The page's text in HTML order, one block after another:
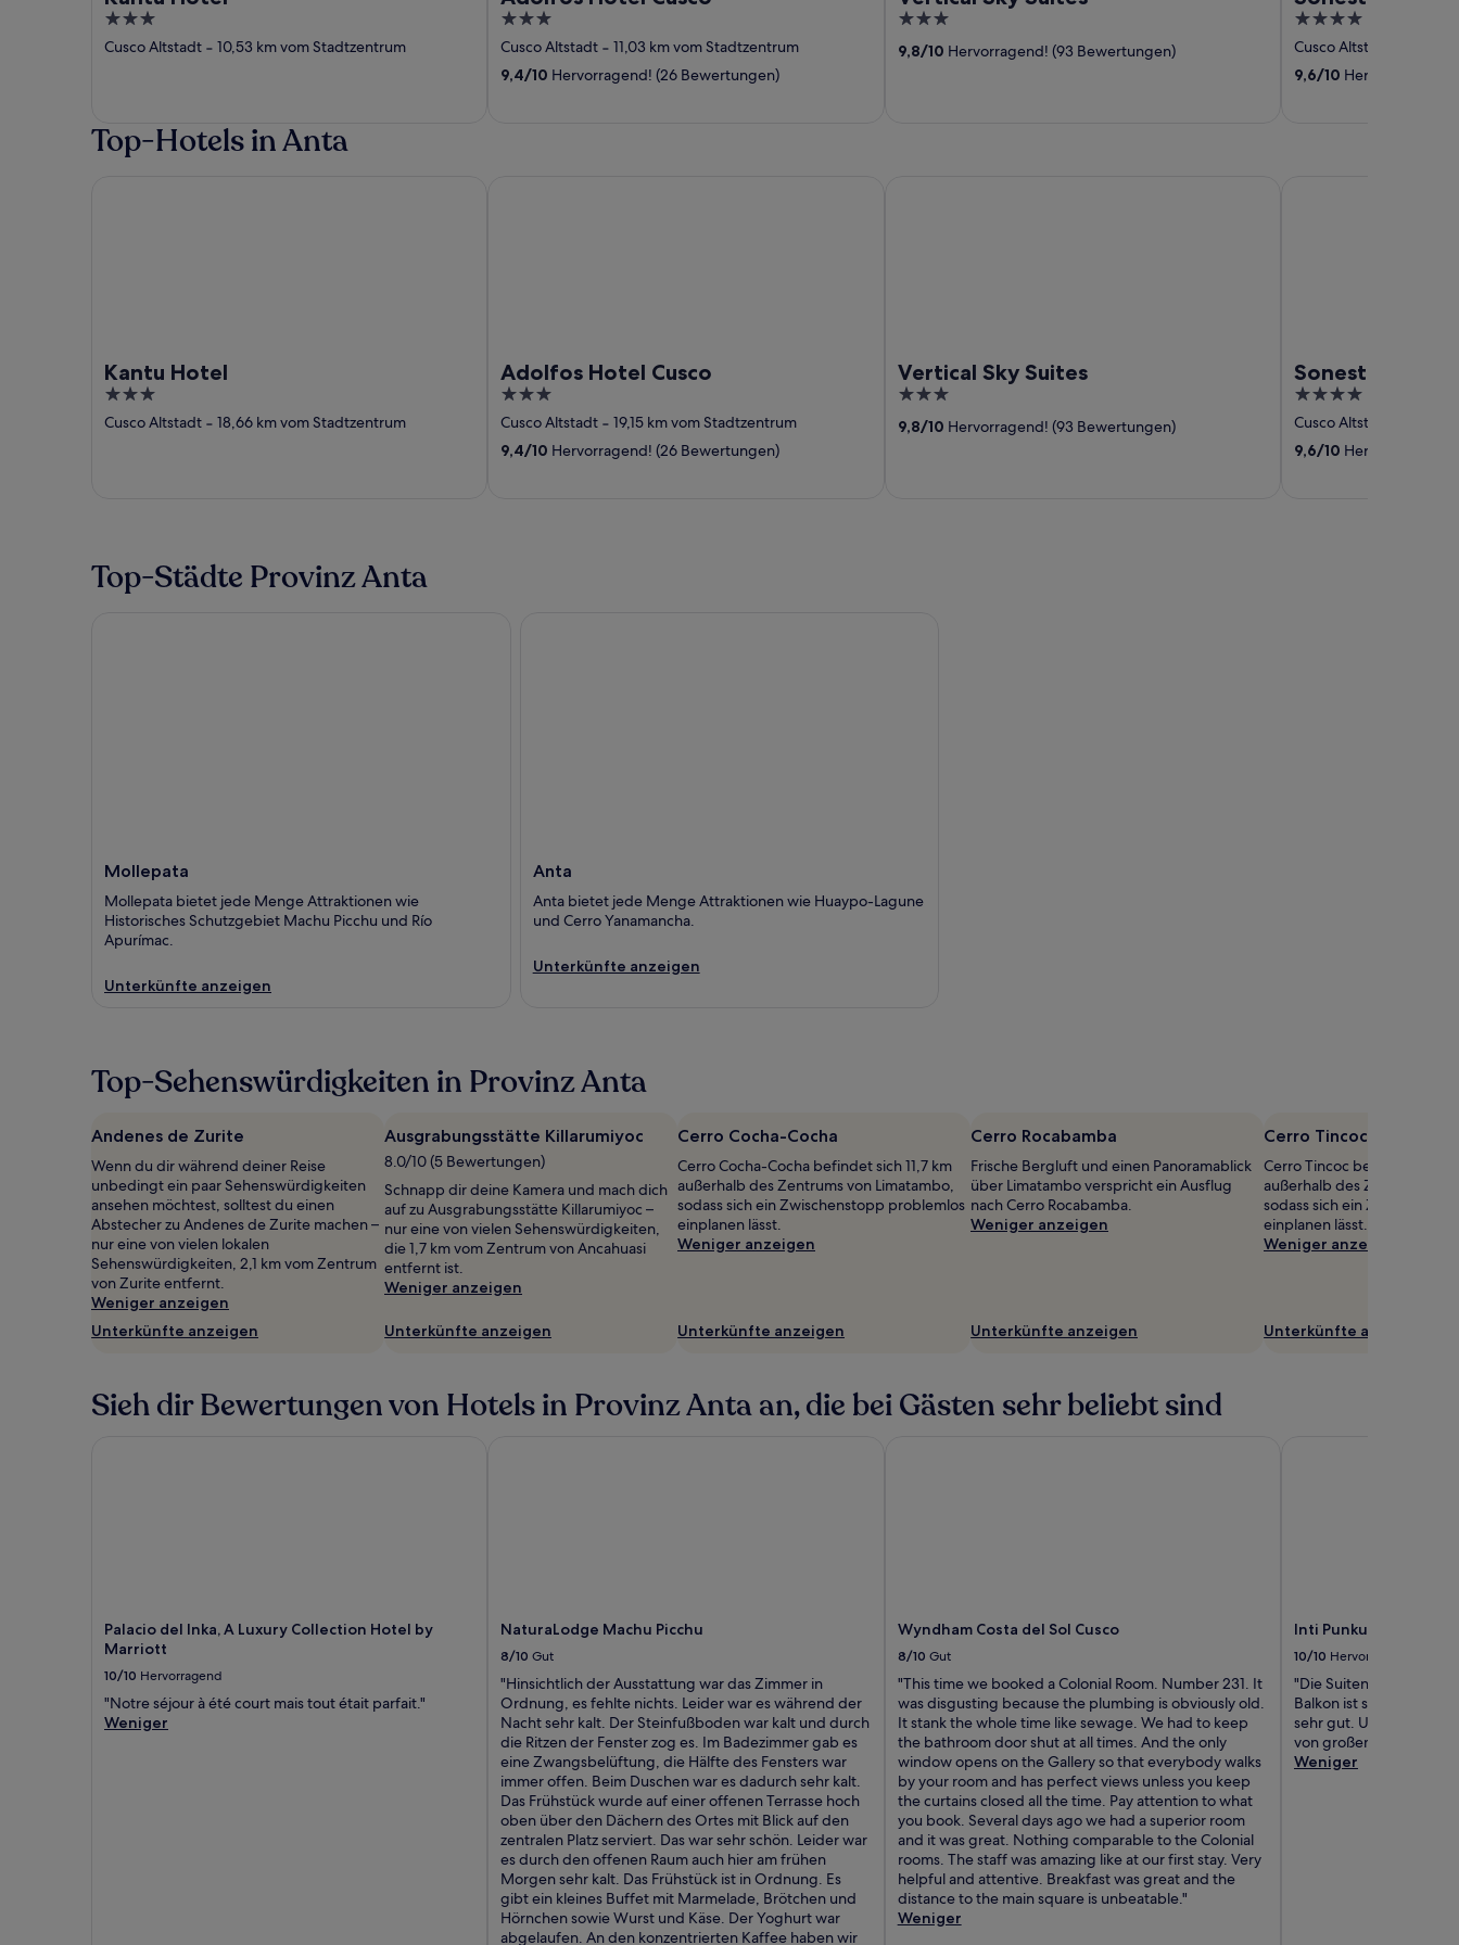
3
out
Cusco Altstadt ‐ 10,53 km vom Stadtzentrum
3
out
of
Cusco Altstadt ‐ 11,03 km vom Stadtzentrum
9,4/10 Hervorragend! (26 Bewertungen)
3
out
of
9,8/10 Hervorragend! (93 Bewertungen)
4
out
of
Cusco Altstadt
9,6/10 Hervorragend!
Top-Hotels in Anta
Kantu Hotel
3
out
Cusco Altstadt ‐ 18,66 km vom Stadtzentrum
Adolfos Hotel Cusco
3
out
of
Cusco Altstadt ‐ 19,15 km vom Stadtzentrum
9,4/10 Hervorragend! (26 Bewertungen)
Vertical Sky Suites
3
out
of
9,8/10 Hervorragend! (93 Bewertungen)
Sonesta Hotel
4
out
of
Cusco Altstadt
9,6/10 Hervorragend!
Top-Städte Provinz Anta
Mollepata
Mollepata bietet jede Menge Attraktionen wie
Historisches Schutzgebiet Machu Picchu und Río
Apurímac.
Unterkünfte anzeigen
Anta
Anta bietet jede Menge Attraktionen wie Huaypo-Lagune
und Cerro Yanamancha.
Unterkünfte anzeigen
Top-Sehenswürdigkeiten in Provinz Anta
Andenes de Zurite
Wenn du dir während deiner Reise
unbedingt ein paar Sehenswürdigkeiten
ansehen möchtest, solltest du einen
Abstecher zu Andenes de Zurite machen –
nur eine von vielen lokalen
Sehenswürdigkeiten, 2,1 km vom Zentrum
von Zurite entfernt.
Weniger anzeigen
Unterkünfte anzeigen
Ausgrabungsstätte Killarumiyoc
8.0/10 (5 Bewertungen)
Schnapp dir deine Kamera und mach dich
auf zu Ausgrabungsstätte Killarumiyoc –
nur eine von vielen Sehenswürdigkeiten,
die 1,7 km vom Zentrum von Ancahuasi
entfernt ist.
Weniger anzeigen
Unterkünfte anzeigen
Cerro Cocha-Cocha
Cerro Cocha-Cocha befindet sich 11,7 km
außerhalb des Zentrums von Limatambo,
sodass sich ein Zwischenstopp problemlos
einplanen lässt.
Weniger anzeigen
Unterkünfte anzeigen
Cerro Rocabamba
Frische Bergluft und einen Panoramablick
über Limatambo verspricht ein Ausflug
nach Cerro Rocabamba.
Weniger anzeigen
Unterkünfte anzeigen
Cerro Tincoc
Cerro Tincoc befindet sich
außerhalb des Zentrums
sodass sich ein
einplanen lässt.
Weniger anzeigen
Unterkünfte anzeigen
Sieh dir Bewertungen von Hotels in Provinz Anta an, die bei Gästen sehr beliebt sind
Palacio del Inka, A Luxury Collection Hotel by
Marriott
10/10 Hervorragend
"Notre séjour à été court mais tout était parfait."
Weniger
NaturaLodge Machu Picchu
8/10 Gut
"Hinsichtlich der Ausstattung war das Zimmer in
Ordnung, es fehlte nichts. Leider war es während der
Nacht sehr kalt. Der Steinfußboden war kalt und durch
die Ritzen der Fenster zog es. Im Badezimmer gab es
eine Zwangsbelüftung, die Hälfte des Fensters war
immer offen. Beim Duschen war es dadurch sehr kalt.
Das Frühstück wurde auf einer offenen Terrasse hoch
oben über den Dächern des Ortes mit Blick auf den
zentralen Platz serviert. Das war sehr schön. Leider war
es durch den offenen Raum auch hier am frühen
Morgen sehr kalt. Das Frühstück ist in Ordnung. Es
gibt ein kleines Buffet mit Marmelade, Brötchen und
Hörnchen sowie Wurst und Käse. Der Yoghurt war
abgelaufen. An den konzentrierten Kaffee haben wir
Wyndham Costa del Sol Cusco
8/10 Gut
"This time we booked a Colonial Room. Number 231. It
was disgusting because the plumbing is obviously old.
It stank the whole time like sewage. We had to keep
the bathroom door shut at all times. And the only
window opens on the Gallery so that everybody walks
by your room and has perfect views unless you keep
the curtains closed all the time. Pay attention to what
you book. Several days ago we had a superior room
and it was great. Nothing comparable to the Colonial
rooms. The staff was amazing like at our first stay. Very
helpful and attentive. Breakfast was great and the
distance to the main square is unbeatable."
Weniger
Inti Punku
10/10 Hervorragend
"Die Suiten sind
Balkon ist schön. Die
sehr gut. Und die
von großem Vorteil."
Weniger